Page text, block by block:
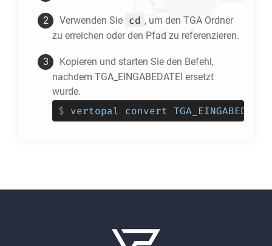
Verwenden Sie cd , um den TGA Ordner
zu erreichen oder den Pfad zu referenzieren.
Kopieren und starten Sie den Befehl,
nachdem TGA_EINGABEDATEI ersetzt
wurde.
$ vertopal convert